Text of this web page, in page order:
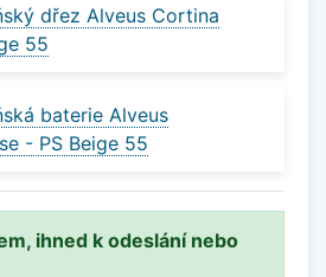
dřez Alveus Cortina
55
baterie Alveus
- PS Beige 55
ihned k odeslání nebo